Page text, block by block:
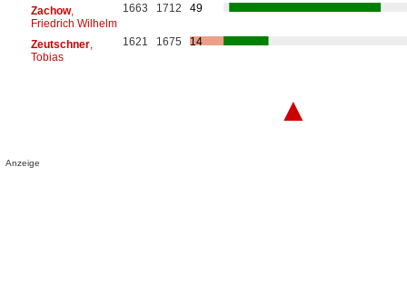
Zachow,
Friedrich Wilhelm
1663 1712 49
Zeutschner,
Tobias
1621 1675 14
▲
Anzeige